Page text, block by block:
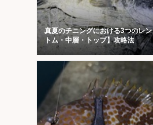
真夏のチニングにおける3つのレ
トム・中層・トップ】攻略法